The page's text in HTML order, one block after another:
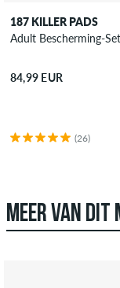
187 KILLER PADS
Adult Bescherming-Set
84,99 EUR
(26)
MEER VAN DIT